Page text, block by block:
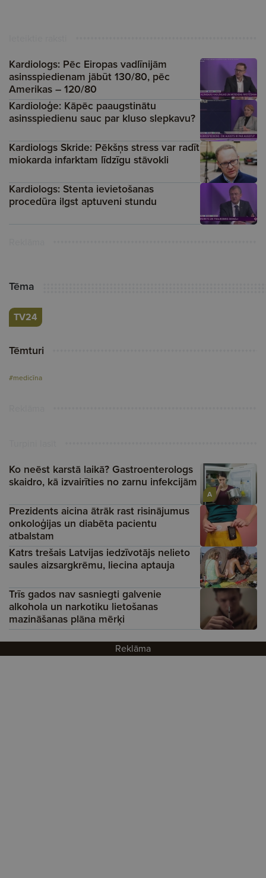
Kardiologs: Pēc Eiropas vadlīnijām
asinsspiedienam jābūt 130/80, pēc
Amerikas – 120/80
Kardioloģe: Kāpēc paaugstinātu
asinsspiedienu sauc par kluso slepkavu?
Kardiologs Skride: Pēkšņs stress var radīt
miokarda infarktam līdzīgu stāvokli
Kardiologs: Stenta ievietošanas
procedūra ilgst aptuveni stundu
Tēma
TV24
Tēmturi
#medicīna
A
Ko neēst karstā laikā? Gastroenterologs
skaidro, kā izvairīties no zarnu infekcijām
Prezidents aicina ātrāk rast risinājumus
onkoloģijas un diabēta pacientu
atbalstam
Katrs trešais Latvijas iedzīvotājs nelieto
saules aizsargkrēmu, liecina aptauja
Trīs gados nav sasniegti galvenie
alkohola un narkotiku lietošanas
mazināšanas plāna mērķi
Reklāma